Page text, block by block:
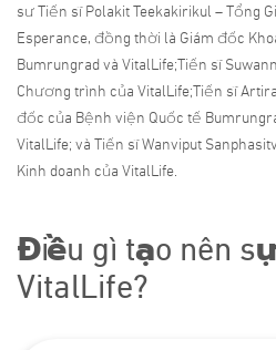
sư Tiến sĩ Polakit Teekakirikul – Tổng
Esperance, đồng thời là Giám đốc
Bumrungrad và VitalLife;Tiến sĩ
Chương trình của VitalLife;Tiến sĩ
đốc của Bệnh viện Quốc tế
VitalLife; và Tiến sĩ Wanviput
Kinh doanh của VitalLife.
Điều gì tạo nên
VitalLife?